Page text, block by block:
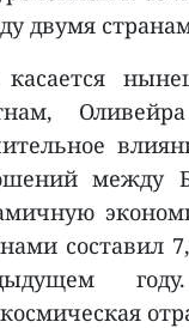
двумя
между
составил